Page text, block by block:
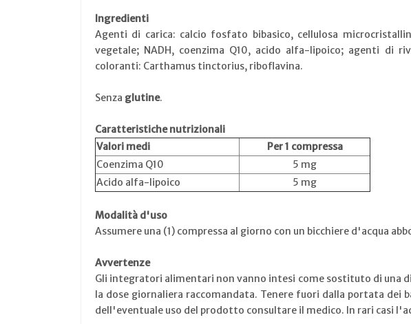
Ingredienti
Agenti di carica: calcio fosfato bibasico, cellulosa
vegetale; NADH, coenzima Q10, acido alfa-lipoico; agenti di
coloranti: Carthamus tinctorius, riboflavina.
Senza glutine.
Caratteristiche nutrizionali
Valori medi
Per 1 compressa
Coenzima Q10
5 mg
Acido alfa-lipoico
5 mg
Modalità d'uso
Assumere una (1) compressa al giorno con un bicchiere d'acqua
Avvertenze
Gli integratori alimentari non vanno intesi come sostituto di una
la dose giornaliera raccomandata. Tenere fuori dalla portata
dell'eventuale uso del prodotto consultare il medico. In rari casi